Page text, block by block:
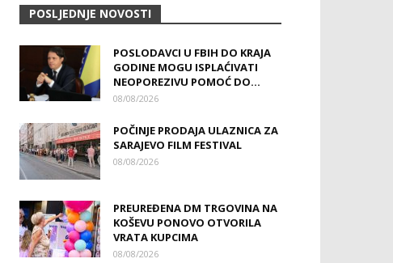
POSLJEDNJE NOVOSTI
POSLODAVCI U FBIH DO KRAJA
GODINE MOGU ISPLAĆIVATI
NEOPOREZIVU POMOĆ DO...
08/08/2026
POČINJE PRODAJA ULAZNICA ZA
SARAJEVO FILM FESTIVAL
08/08/2026
PREUREĐENA DM TRGOVINA NA
KOŠEVU PONOVO OTVORILA
VRATA KUPCIMA
08/08/2026